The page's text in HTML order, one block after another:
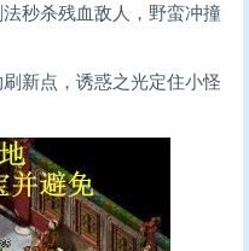
秒杀残血敌人，野蛮冲撞
新点，诱惑之光定住小怪